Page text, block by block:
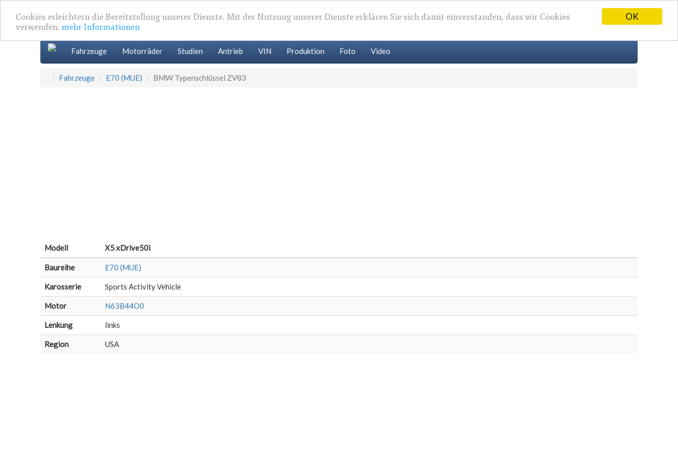
OK
Cookies erleichtern die Bereitstellung unserer Dienste. Mit der Nutzung unserer Dienste erklären Sie sich damit einverstanden, dass wir Cookies
verwenden. mehr Informationen
Fahrzeuge Motorräder Studien Antrieb VIN Produktion Foto Video
Fahrzeuge E70 (MUE) BMW Typenschlüssel ZV83
Modell X5 xDrive50i
Baureihe E70 (MUE)
Karosserie Sports Activity Vehicle
Motor N63B44O0
Lenkung links
Region USA